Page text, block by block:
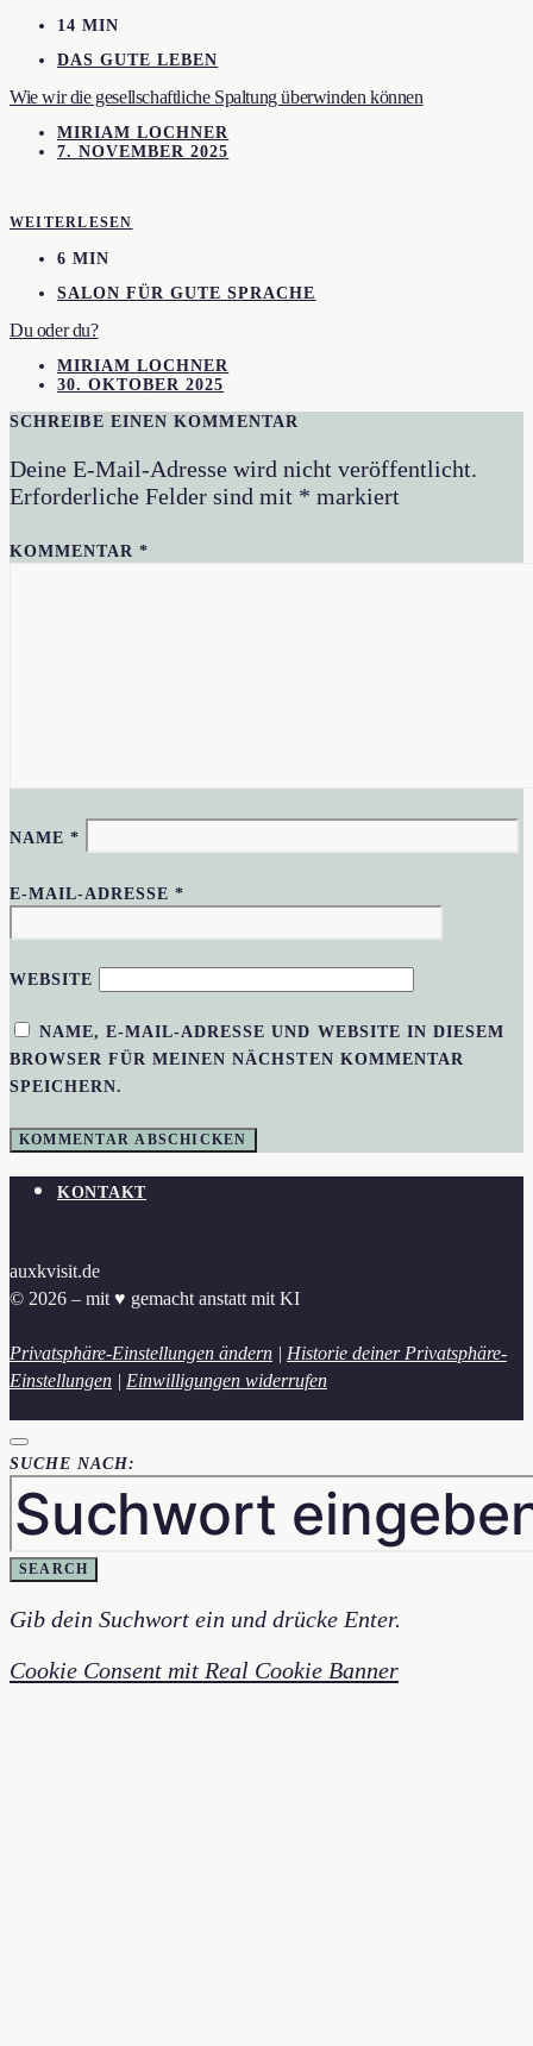
14 MIN
DAS GUTE LEBEN
Wie wir die gesellschaftliche Spaltung überwinden können
MIRIAM LOCHNER
7. NOVEMBER 2025
WEITERLESEN
6 MIN
SALON FÜR GUTE SPRACHE
Du oder du?
MIRIAM LOCHNER
30. OKTOBER 2025
SCHREIBE EINEN KOMMENTAR
Deine E-Mail-Adresse wird nicht veröffentlicht.
Erforderliche Felder sind mit * markiert
KOMMENTAR*
NAME*
E-MAIL-ADRESSE*
WEBSITE
NAME, E-MAIL-ADRESSE UND WEBSITE IN DIESEM
BROWSER FÜR MEINEN NÄCHSTEN KOMMENTAR
SPEICHERN.
KONTAKT
auxkvisit.de
© 2026 – mit ♥︎ gemacht anstatt mit KI
Privatsphäre-Einstellungen ändern | Historie deiner Privatsphäre-
Einstellungen | Einwilligungen widerrufen
SUCHE NACH:
SEARCH
Gib dein Suchwort ein und drücke Enter.
Cookie Consent mit Real Cookie Banner